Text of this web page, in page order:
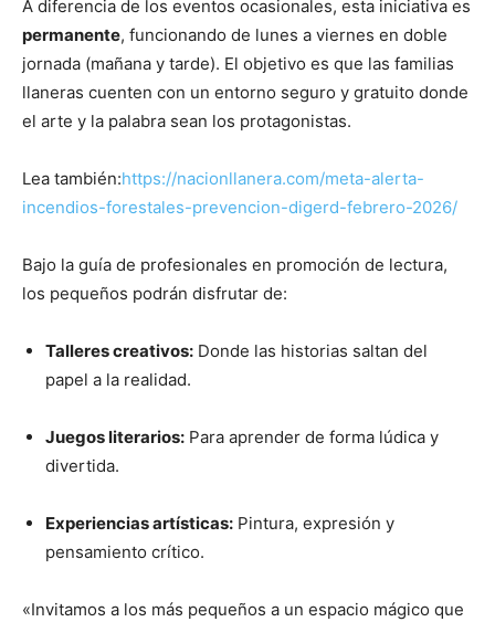
A diferencia de los eventos ocasionales, esta iniciativa es
permanente, funcionando de lunes a viernes en doble
jornada (mañana y tarde). El objetivo es que las familias
llaneras cuenten con un entorno seguro y gratuito donde
el arte y la palabra sean los protagonistas.
Lea también:https://nacionllanera.com/meta-alerta-
incendios-forestales-prevencion-digerd-febrero-2026/
Bajo la guía de profesionales en promoción de lectura,
los pequeños podrán disfrutar de:
Talleres creativos: Donde las historias saltan del
papel a la realidad.
Juegos literarios: Para aprender de forma lúdica y
divertida.
Experiencias artísticas: Pintura, expresión y
pensamiento crítico.
«Invitamos a los más pequeños a un espacio mágico que